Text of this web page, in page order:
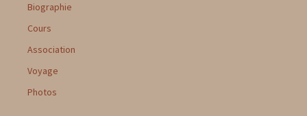
Biographie
Cours
Association
Voyage
Photos